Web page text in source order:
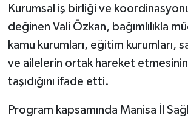
Kurumsal iş birliği ve
değinen Vali Özkan, bağımlılıkla
kamu kurumları, eğitim kurumları,
ve ailelerin ortak hareket
taşıdığını ifade etti.
Program kapsamında Manisa İl